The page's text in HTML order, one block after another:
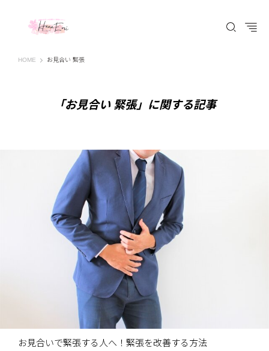
HOME はなえみ│HANAEMI│素敵な出会いを応援するWEBマガジン 広島、福山での婚活恋
お見合い 緊張
「お見合い 緊張」に関する記事
お見合いで緊張する人へ！緊張を改善する方法